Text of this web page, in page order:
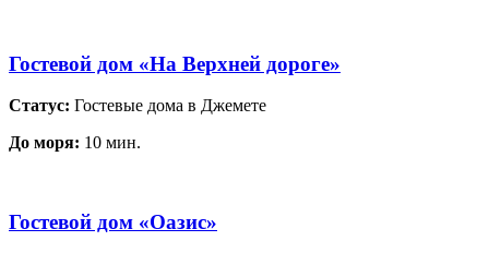
Гостевой дом «На Верхней дороге»
Статус: Гостевые дома в Джемете
До моря: 10 мин.
Гостевой дом «Оазис»